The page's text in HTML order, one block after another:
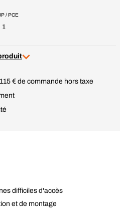
/ PCE
1
€ de commande hors taxe
difficiles d'accès
et de montage